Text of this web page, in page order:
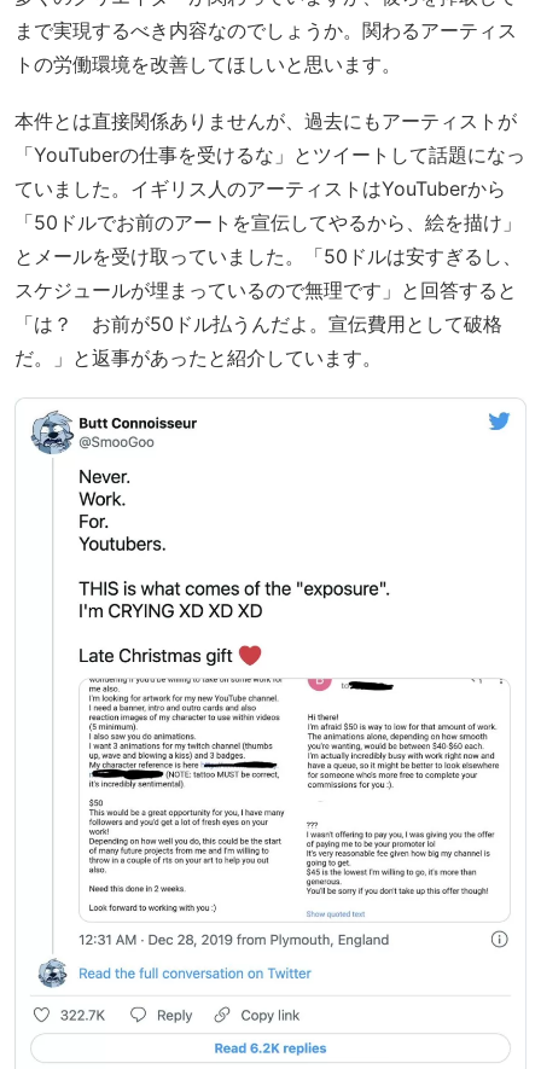
まで実現するべき内容なのでしょうか。関わるアーティス
トの労働環境を改善してほしいと思います。
本件とは直接関係ありませんが、過去にもアーティストが
「YouTuberの仕事を受けるな」とツイートして話題になっ
ていました。イギリス人のアーティストはYouTuberから
「50ドルでお前のアートを宣伝してやるから、絵を描け」
とメールを受け取っていました。「50ドルは安すぎるし、
スケジュールが埋まっているので無理です」と回答すると
「は？ お前が50ドル払うんだよ。宣伝費用として破格
だ。」と返事があったと紹介しています。